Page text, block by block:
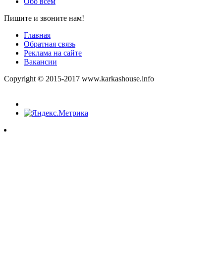
Пишите и звоните нам!
Главная
Обратная связь
Реклама на сайте
Вакансии
Copyright © 2015-2017 www.karkashouse.info